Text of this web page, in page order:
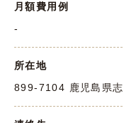
月額費用例
-
所在地
899-7104 鹿児島県